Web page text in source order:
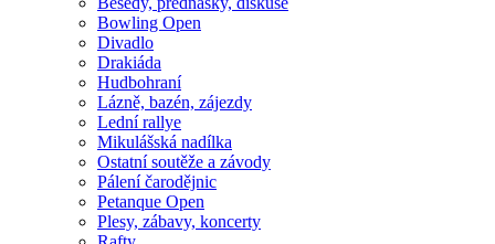
Bowling Open
Divadlo
Drakiáda
Hudbohraní
Lázně, bazén, zájezdy
Lední rallye
Mikulášská nadílka
Ostatní soutěže a závody
Pálení čarodějnic
Petanque Open
Plesy, zábavy, koncerty